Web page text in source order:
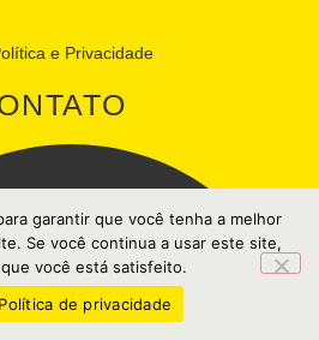
e Privacidade
garantir que você tenha a melhor
Se você continua a usar este site,
você está satisfeito.
Política de privacidade